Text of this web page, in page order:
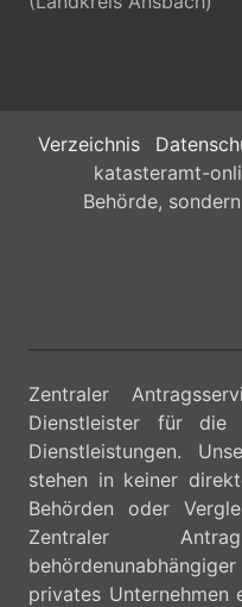
Verzeichnis
katasteramt-
Behörde,
Zentraler
Dienstleister für die
Dienstleistungen.
stehen in keiner
Behörden oder
Zentraler
privates Unternehmen